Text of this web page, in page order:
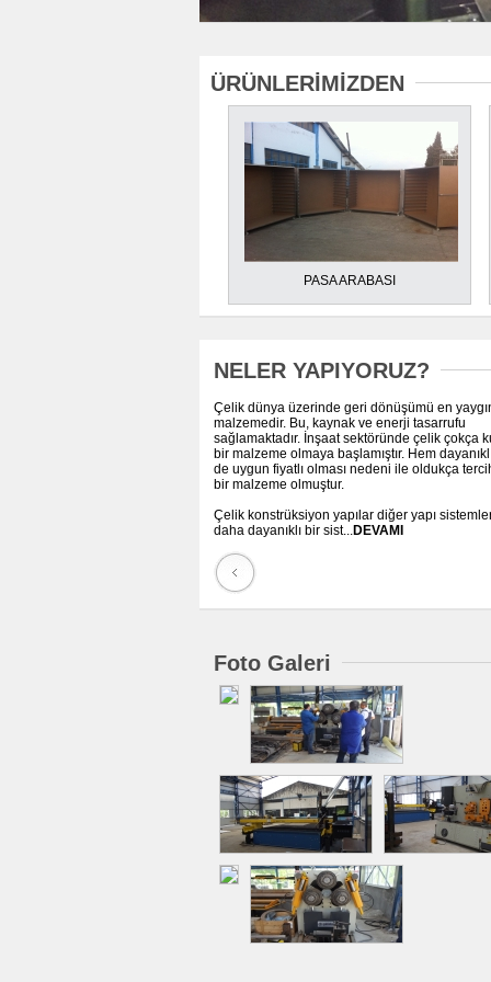
ÜRÜNLERİMİZDEN
PASA ARABASI
NELER YAPIYORUZ?
Çelik dünya üzerinde geri dönüşümü en
malzemedir. Bu, kaynak ve enerji tasarrufu
sağlamaktadır. İnşaat sektöründe çelik çokça
bir malzeme olmaya başlamıştır. Hem
de uygun fiyatlı olması nedeni ile oldukça
bir malzeme olmuştur.
Çelik konstrüksiyon yapılar diğer yapı
daha dayanıklı bir sist...DEVAMI
Foto Galeri